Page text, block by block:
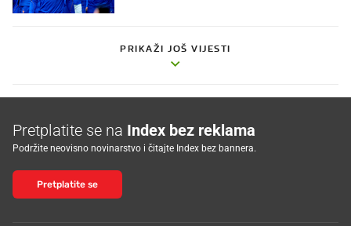
PRIKAŽI JOŠ VIJESTI
Pretplatite se na Index bez reklama
Podržite neovisno novinarstvo i čitajte Index bez bannera.
Pretplatite se